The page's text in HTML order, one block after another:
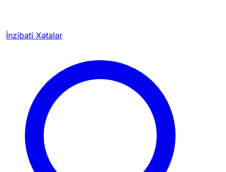
İnzibati Xətalar